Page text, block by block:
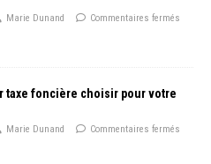
Marie Dunand Commentaires fermés
taxe foncière choisir pour votre
Marie Dunand Commentaires fermés